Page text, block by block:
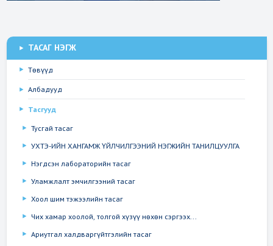
ТАСАГ НЭГЖ
Төвүүд
Албадууд
Тасгууд
Тусгай тасаг
УХТЭ-ИЙН ХАНГАМЖ ҮЙЛЧИЛГЭЭНИЙ НЭГЖИЙН ТАНИЛЦУУЛГА
Нэгдсэн лабораторийн тасаг
Уламжлалт эмчилгээний тасаг
Хоол шим тэжээлийн тасаг
Чих хамар хоолой, толгой хүзүү нөхөн сэргээх...
Ариутгал халдваргүйтгэлийн тасаг